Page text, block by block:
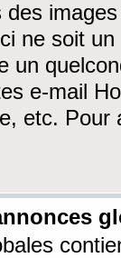
des
ne soit
un
e-mail
etc. Pour